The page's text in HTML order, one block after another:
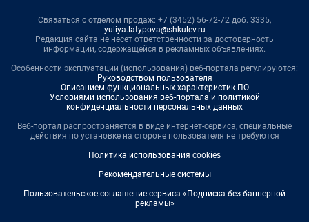
Связаться с отделом продаж: +7 (3452) 56-72-72 доб. 3335,
yuliya.latypova@shkulev.ru
Редакция сайта не несет ответственности за достоверность
информации, содержащейся в рекламных объявлениях.
Особенности эксплуатации (использования) веб-портала регулируются:
Руководством пользователя
Описанием функциональных характеристик ПО
Условиями использования веб-портала и политикой
конфиденциальности персональных данных
Веб-портал распространяется в виде интернет-сервиса, специальные
действия по установке на стороне пользователя не требуются
Политика использования cookies
Рекомендательные системы
Пользовательское соглашение сервиса «Подписка без баннерной
рекламы»